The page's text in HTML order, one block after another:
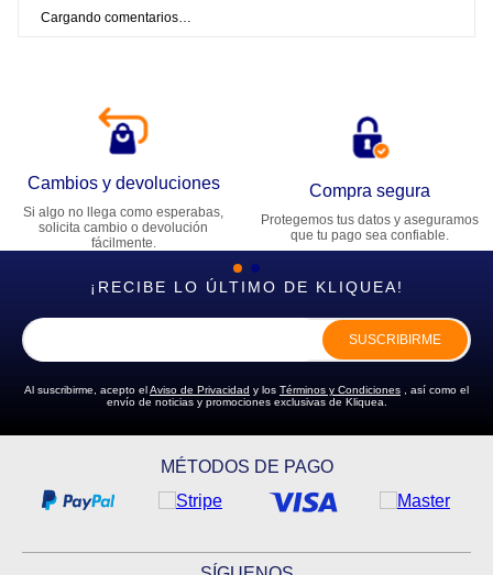
Cargando comentarios…
Cambios y devoluciones
Si algo no llega como esperabas,
solicita cambio o devolución
fácilmente.
Compra segura
Protegemos tus datos y aseguramos
que tu pago sea confiable.
¡RECIBE LO ÚLTIMO DE KLIQUEA!
SUSCRIBIRME
Al suscribirme, acepto elAviso de Privacidad y los Términos y Condiciones , así como el
envío de noticias y promociones exclusivas de Kliquea.
MÉTODOS DE PAGO